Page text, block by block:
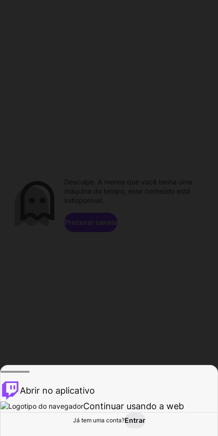
Procurar Atividade
Desculpe. A menos que você tenha uma
máquina do tempo, esse conteúdo está
indisponível.
Procurar canais
Abrir no aplicativo
Continuar usando a web
Já tem uma conta?Entrar